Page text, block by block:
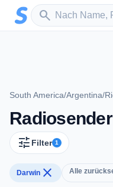
Zum Hauptinhalt springen
search
Sender suchen
South America/Argentina/
tune Filter 1
Darwin close Alle